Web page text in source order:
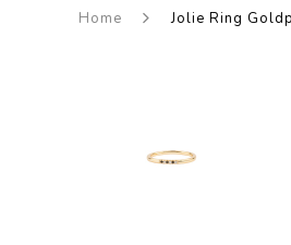
Home Jolie Ring